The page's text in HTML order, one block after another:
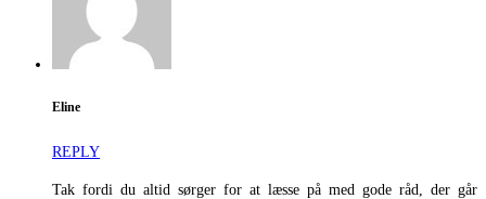
Eline
REPLY
Tak fordi du altid sørger for at læsse på med gode råd, der går